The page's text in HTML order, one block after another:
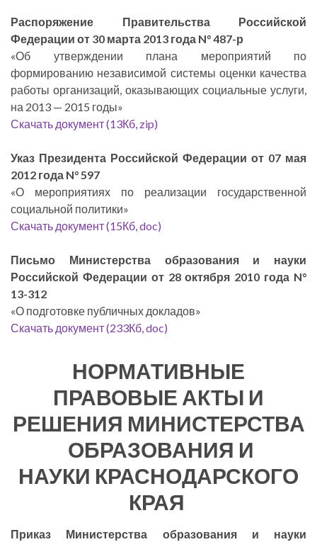
Распоряжение Правительства Российской
Федерации от 30 марта 2013 года N° 487-р
«Об утверждении плана мероприятий по
формированию независимой системы оценки качества
работы организаций, оказывающих социальные услуги,
на 2013 — 2015 годы»
Скачать документ (13Кб, zip)
Указ Президента Российской Федерации от 07 мая
2012 года N° 597
«О мероприятиях по реализации государственной
социальной политики»
Скачать документ (15Кб, doc)
Письмо Министерства образования и науки
Российской Федерации от 28 октября 2010 года N°
13-312
«О подготовке публичных докладов»
Скачать документ (233Кб, doc)
НОРМАТИВНЫЕ
ПРАВОВЫЕ АКТЫ И
РЕШЕНИЯ МИНИСТЕРСТВА
ОБРАЗОВАНИЯ И
НАУКИ КРАСНОДАРСКОГО
КРАЯ
Приказ Министерства образования и науки